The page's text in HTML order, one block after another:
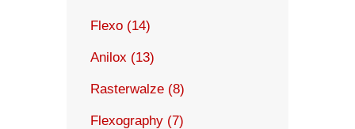
Flexo (14)
Anilox (13)
Rasterwalze (8)
Flexography (7)